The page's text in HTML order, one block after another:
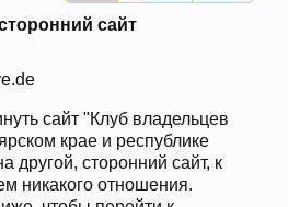
1.2 .3.4.5 .6.7.8.9.10
19.20.21 .22.23.24.
16 Августа 2026 года, 11
сайт
сайт "Клуб владельцев
крае и республике
другой, сторонний сайт, к
никакого отношения.